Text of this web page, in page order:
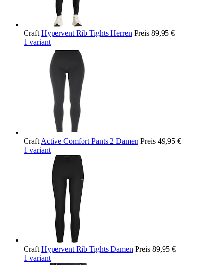
Craft Hypervent Rib Tights Herren Preis 89,95 €
1 variant
Craft Active Comfort Pants 2 Damen Preis 49,95 €
1 variant
Craft Hypervent Rib Tights Damen Preis 89,95 €
1 variant